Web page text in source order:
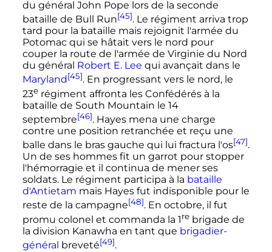
du général John Pope lors de la seconde
bataille de Bull Run[45]. Le régiment arriva trop
tard pour la bataille mais rejoignit l'armée du
Potomac qui se hâtait vers le nord pour
couper la route de l'armée de Virginie du Nord
du général Robert E. Lee qui avançait dans le
Maryland[45]. En progressant vers le nord, le
23e régiment affronta les Confédérés à la
bataille de South Mountain le 14
septembre[46]. Hayes mena une charge
contre une position retranchée et reçu une
balle dans le bras gauche qui lui fractura l'os[47].
Un de ses hommes fit un garrot pour stopper
l'hémorragie et il continua de mener ses
soldats. Le régiment participa à la bataille
d'Antietam mais Hayes fut indisponible pour le
reste de la campagne[48]. En octobre, il fut
promu colonel et commanda la 1re brigade de
la division Kanawha en tant que brigadier-
général breveté[49].